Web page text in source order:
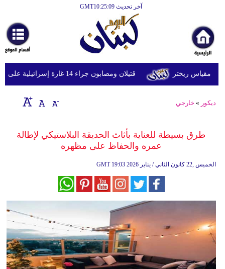
آخر تحديث GMT10:25:09
أخبارعاجلة
رياضة
ثقافة
إقتصاد
وموسيقى
سياحة
وسفر
ديكور
قتيلان ومصابون جراء 14 غارة إسرائيلية على شرق وجنوب لبنان
ديكور » خارجي
طرق بسيطة للعناية بأثاث الحديقة البلاستيكي لإطالة
عمره والحفاظ على مظهره
GMT 19:03 2026 الخميس ,22 كانون الثاني / يناير